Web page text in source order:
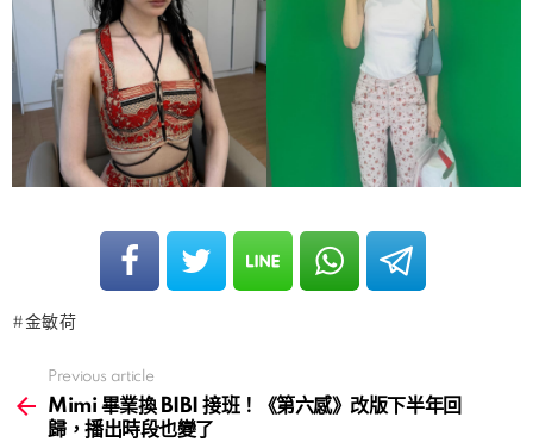
金敏荷
more
Previous article
Mimi 畢業換 BIBI 接班！《第六感》改版下半年回
歸，播出時段也變了